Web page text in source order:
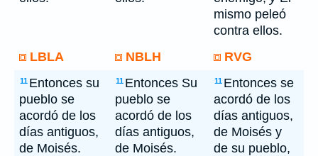
mismo peleó
contra ellos.
LBLA
NBLH RVG
11 Entonces su
pueblo se
acordó de los
días antiguos,
de Moisés.
11 Entonces Su
pueblo se
acordó de los
días antiguos,
de Moisés.
11 Entonces se
acordó de los
días antiguos,
de Moisés y
de su pueblo,